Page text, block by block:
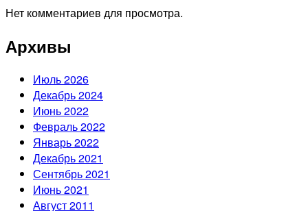
Нет комментариев для просмотра.
Архивы
Июль 2026
Декабрь 2024
Июнь 2022
Февраль 2022
Январь 2022
Декабрь 2021
Сентябрь 2021
Июнь 2021
Август 2011